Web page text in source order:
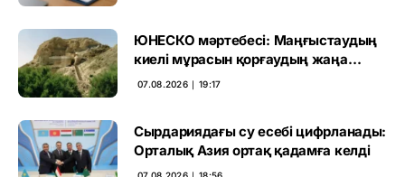
ЮНЕСКО мәртебесі: Маңғыстаудың
киелі мұрасын қорғаудың жаңа
кезеңі басталды
07.08.2026 ∣ 19:17
Сырдариядағы су есебі цифрланады:
Орталық Азия ортақ қадамға келді